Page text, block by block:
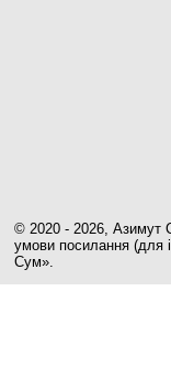
© 2020 - 2026, Азимут
умови посилання (для
Сум».